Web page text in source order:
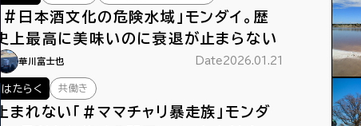
「#日本酒文化の危険水域」モンダイ。歴
史上最高に美味いのに衰退が止まらない
華川富士也 Date2026.01.21
はたらく 共働き
止まれない「＃ママチャリ暴走族」モンダ